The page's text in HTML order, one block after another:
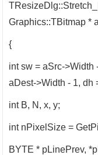
Graphics::TBitmap *
{
int sw = aSrc->Width
aDest->Width - 1, dh
int B, N, x, y;
int nPixelSize =
BYTE * pLinePrev,